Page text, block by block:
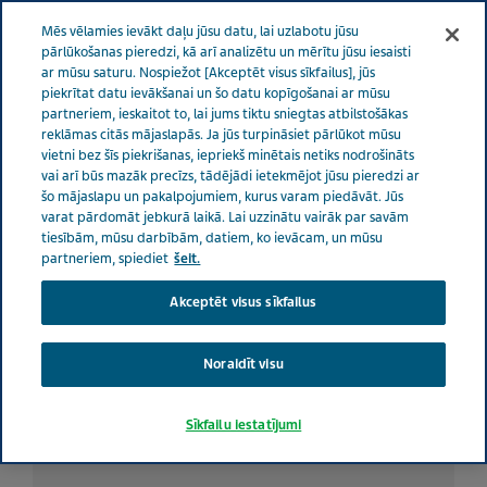
Latvia Rūpes par veselību Visi stāsti
Kā sadzīvot ar
migrēnu. Ainas pieredze
Kā sadzīvot ar migrēnu.
Ainas pieredze
Mēs vēlamies ievākt daļu jūsu datu, lai uzlabotu jūsu
pārlūkošanas pieredzi, kā arī analizētu un mērītu jūsu iesaisti
ar mūsu saturu. Nospiežot [Akceptēt visus sīkfailus], jūs
piekrītat datu ievākšanai un šo datu kopīgošanai ar mūsu
partneriem, ieskaitot to, lai jums tiktu sniegtas atbilstošākas
reklāmas citās mājaslapās. Ja jūs turpināsiet pārlūkot mūsu
vietni bez šīs piekrišanas, iepriekš minētais netiks nodrošināts
vai arī būs mazāk precīzs, tādējādi ietekmējot jūsu pieredzi ar
šo mājaslapu un pakalpojumiem, kurus varam piedāvāt. Jūs
varat pārdomāt jebkurā laikā. Lai uzzinātu vairāk par savām
tiesībām, mūsu darbībām, datiem, ko ievācam, un mūsu
partneriem, spiediet šeit.
Akceptēt visus sīkfailus
Noraidīt visu
Sīkfailu iestatījumi